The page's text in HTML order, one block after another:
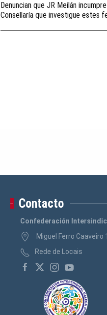
Denuncian que JR Meilán
Consellaría que investigue estes
Contacto
Confederación
Miguel Ferro
Rede de Locais